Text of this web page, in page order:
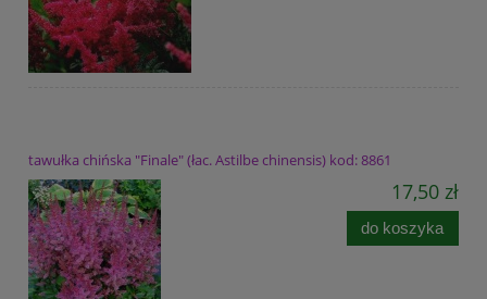
tawułka chińska "Finale" (łac. Astilbe chinensis) kod: 8861
17,50 zł
do koszyka